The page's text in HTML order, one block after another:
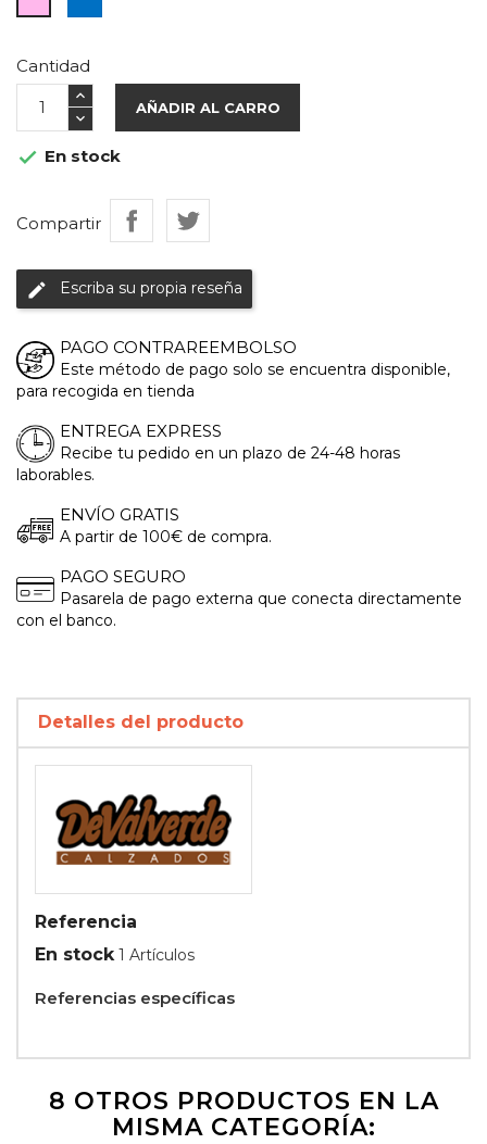
Cantidad
AÑADIR AL CARRO
 En stock
Compartir
edit Escriba su propia reseña
PAGO CONTRAREEMBOLSO
Este método de pago solo se encuentra disponible,
para recogida en tienda
ENTREGA EXPRESS
Recibe tu pedido en un plazo de 24-48 horas
laborables.
ENVÍO GRATIS
A partir de 100€ de compra.
PAGO SEGURO
Pasarela de pago externa que conecta directamente
con el banco.
Detalles del producto
Referencia
En stock 1 Artículos
Referencias específicas
8 OTROS PRODUCTOS EN LA
MISMA CATEGORÍA: